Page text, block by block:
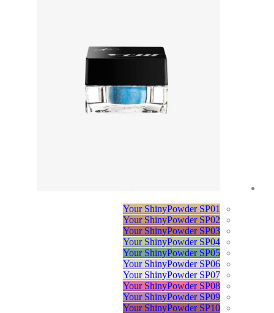
Your ShinyPowder SP01
Your ShinyPowder SP02
Your ShinyPowder SP03
Your ShinyPowder SP04
Your ShinyPowder SP05
Your ShinyPowder SP06
Your ShinyPowder SP07
Your ShinyPowder SP08
Your ShinyPowder SP09
Your ShinyPowder SP10